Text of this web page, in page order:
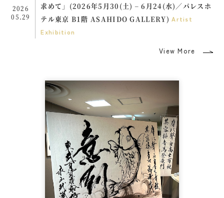
2026
05.29
求めて」(2026年5月30(土) – 6月24(水)／パレスホ
テル東京 B1階 ASAHIDO GALLERY) Artist
Exhibition
View More